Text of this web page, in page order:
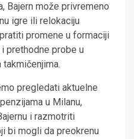
Bajern može privremeno
igre ili relokaciju
promene u formaciji
prethodne probe u
pregledati aktuelne
u Milanu,
i razmotriti
bi mogli da preokrenu